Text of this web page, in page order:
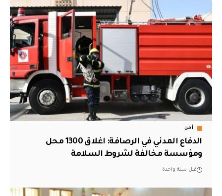
أمن
الدفاع المدني في الرصافة: اغلاق 1300 محل
ومؤسسة مخالفة لشروط السلامة
قبل سنة واحدة